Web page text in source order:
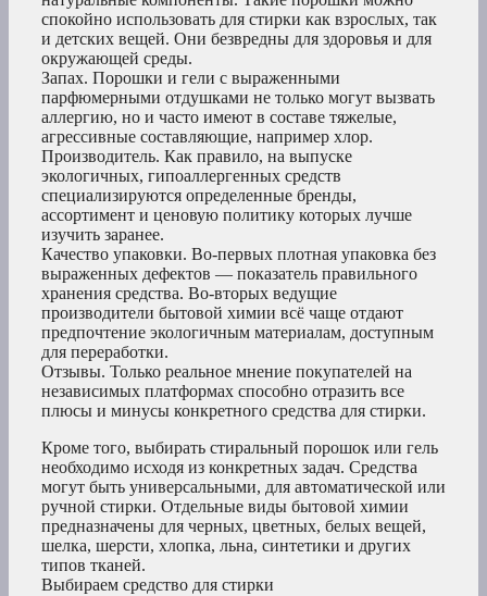
спокойно использовать для стирки как взрослых, так
и детских вещей. Они безвредны для здоровья и для
окружающей среды.
Запах. Порошки и гели с выраженными
парфюмерными отдушками не только могут вызвать
аллергию, но и часто имеют в составе тяжелые,
агрессивные составляющие, например хлор.
Производитель. Как правило, на выпуске
экологичных, гипоаллергенных средств
специализируются определенные бренды,
ассортимент и ценовую политику которых лучше
изучить заранее.
Качество упаковки. Во-первых плотная упаковка без
выраженных дефектов — показатель правильного
хранения средства. Во-вторых ведущие
производители бытовой химии всё чаще отдают
предпочтение экологичным материалам, доступным
для переработки.
Отзывы. Только реальное мнение покупателей на
независимых платформах способно отразить все
плюсы и минусы конкретного средства для стирки.
Кроме того, выбирать стиральный порошок или гель
необходимо исходя из конкретных задач. Средства
могут быть универсальными, для автоматической или
ручной стирки. Отдельные виды бытовой химии
предназначены для черных, цветных, белых вещей,
шелка, шерсти, хлопка, льна, синтетики и других
типов тканей.
Выбираем средство для стирки